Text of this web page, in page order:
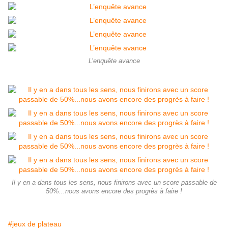
L’enquête avance
Il y en a dans tous les sens, nous finirons avec un score passable de
50%...nous avons encore des progrès à faire !
#jeux de plateau